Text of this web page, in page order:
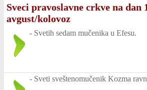
Sveci pravoslavne crkve na dan
avgust/kolovoz
- Svetih sedam mučenika u Efesu.
- Sveti sveštenomučenik Kozma